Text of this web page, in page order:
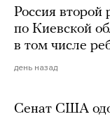
Россия второй
по Киевской
в том числе
день назад
Сенат США